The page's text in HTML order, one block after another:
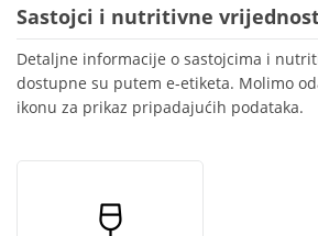
Sastojci i nutritivne
Detaljne informacije o sastojcima i
dostupne su putem e-etiketa. Molimo
ikonu za prikaz pripadajućih podataka.